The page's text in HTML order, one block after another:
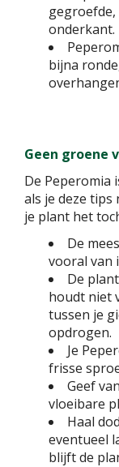
onderkant.
bijna
Geen groene
De Peperomia
als je deze
je plant het
De
vooral van
De
houdt niet
tussen je
opdrogen.
Je
frisse
Geef
vloeibare
Haal
eventueel
blijft de